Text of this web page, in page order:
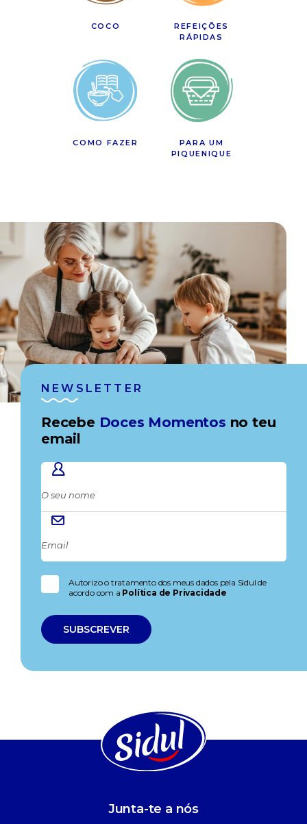
COCO
REFEIÇÕES
RÁPIDAS
COMO FAZER
PARA UM
PIQUENIQUE
NEWSLETTER
Recebe Doces Momentos no teu
email
Autorizo o tratamento dos meus dados pela Sidul de
acordo com a Política de Privacidade
Junta-te a nós